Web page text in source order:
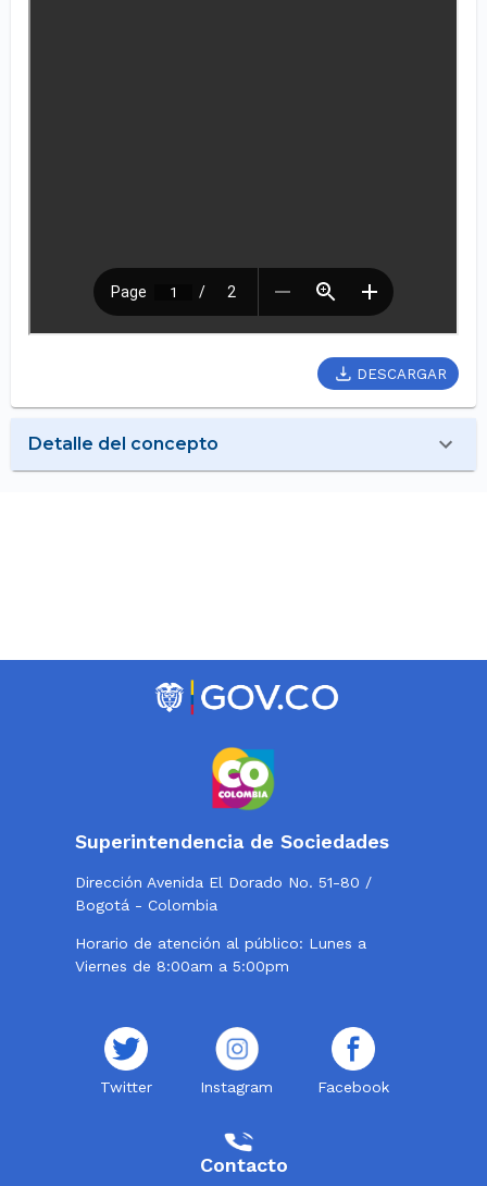
DESCARGAR
Detalle del concepto
Superintendencia de Sociedades
Dirección Avenida El Dorado No. 51-80 /
Bogotá - Colombia
Horario de atención al público: Lunes a
Viernes de 8:00am a 5:00pm
Twitter Instagram Facebook
Contacto